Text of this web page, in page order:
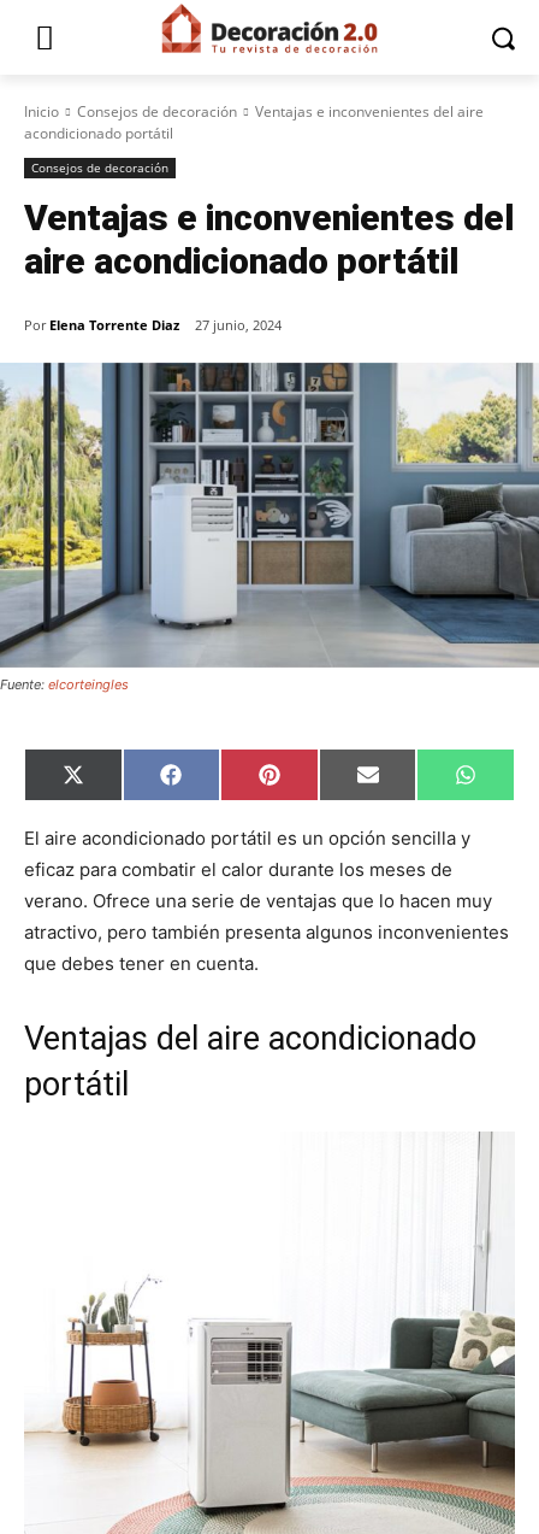
Inicio Consejos de decoración
Ventajas e inconvenientes del aire
acondicionado portátil
Consejos de decoración
Ventajas e inconvenientes del
aire acondicionado portátil
Por Elena Torrente Diaz 27 junio, 2024
Fuente: elcorteingles
C
o
p
r
i
r
e
n
X
(
w
t
e
r
)
C
o
p
r
i
r
e
n
F
a
e
o
o
k
C
o
p
r
i
r
e
P
i
t
r
e
s
t
C
o
p
r
t
i
r
e
E
m
i
C
o
i
r
e
W
h
p
p
El aire acondicionado portátil es un opción sencilla y
eficaz para combatir el calor durante los meses de
verano. Ofrece una serie de ventajas que lo hacen muy
atractivo, pero también presenta algunos inconvenientes
que debes tener en cuenta.
Ventajas del aire acondicionado
portátil